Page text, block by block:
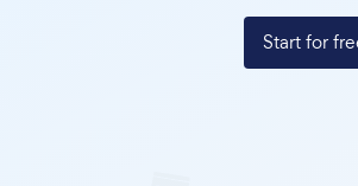
Start for